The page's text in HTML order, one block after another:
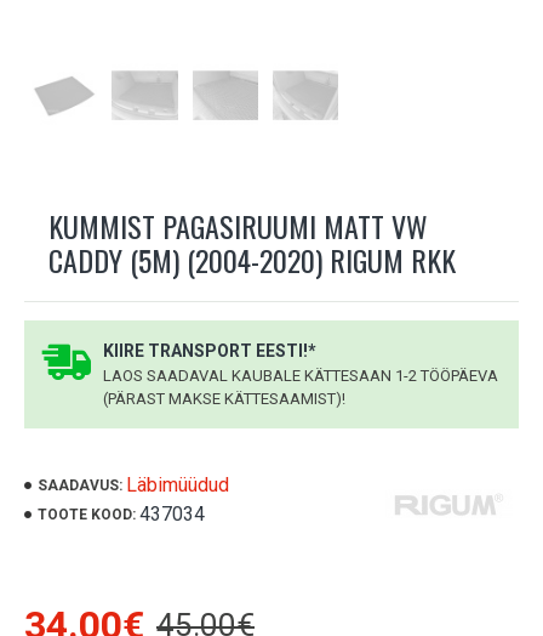
KUMMIST PAGASIRUUMI MATT VW
CADDY (5M) (2004-2020) RIGUM RKK
KIIRE TRANSPORT EESTI!*
LAOS SAADAVAL KAUBALE KÄTTESAAN 1-2 TÖÖPÄEVA
(PÄRAST MAKSE KÄTTESAAMIST)!
SAADAVUS: Läbimüüdud
TOOTE KOOD: 437034
34.00€ 45.00€